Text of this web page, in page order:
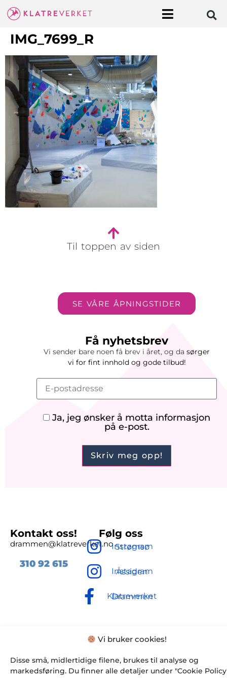
Vi bruker cookies!
Disse små, midlertidige filene, brukes til analyse og
markedsføring. Du finner alle detaljer under "Cookie
IMG_7699_R
Til toppen av siden
SE VÅRE ÅPNINGSTIDER
Få nyhetsbrev
Vi sender bare noen få brev i året, og da sørger
vi for fint innhold og gode tilbud!
Ja, jeg ønsker å motta informasjon
på e-post.
Kontakt oss!
drammen@klatreverket.no
310 92615
Følg oss
Instagram Strømsø
Instagram Åssiden
Klatreverket Drammen
© Klatreverket Drammen